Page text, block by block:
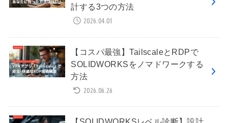
計する3つの方法
2026.04.01
【コスパ最強】TailscaleとRDPで
SOLIDWORKSをノマドワークする
方法
2026.06.26